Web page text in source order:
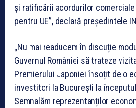
și ratificării acordurilor comerciale
pentru UE”, declară președintele
„Nu mai readucem în discuție
Guvernul României să trateze
Premierului Japoniei însoțit de o
investitori la București la
Semnalăm reprezentanților